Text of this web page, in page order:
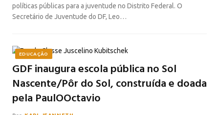
políticas públicas para a juventude no Distrito Federal. O
Secretário de Juventude do DF, Leo…
EDUCAÇÃO
GDF inaugura escola pública no Sol
Nascente/Pôr do Sol, construída e doada
pela PaulOOctavio